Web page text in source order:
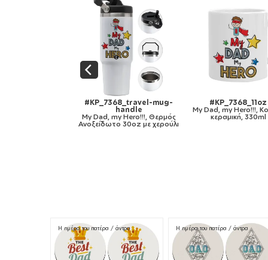
#KP_7368_11oz
My Dad, my Hero!!!, Κούπα,
κεραμική, 330ml
#KP_7368_mug-mirror-
gold
My Dad, my Hero!!!, Κούπα
κεραμική, χρυσή
Η ημέρα του πατέρα / άντρα Η ημέρα του πατέρα / άντρα